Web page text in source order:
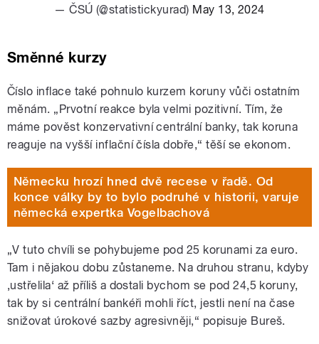
— ČSÚ (@statistickyurad) May 13, 2024
Směnné kurzy
Číslo inflace také pohnulo kurzem koruny vůči ostatním
měnám. „Prvotní reakce byla velmi pozitivní. Tím, že
máme pověst konzervativní centrální banky, tak koruna
reaguje na vyšší inflační čísla dobře,“ těší se ekonom.
Německu hrozí hned dvě recese v řadě. Od
konce války by to bylo podruhé v historii, varuje
německá expertka Vogelbachová
„V tuto chvíli se pohybujeme pod 25 korunami za euro.
Tam i nějakou dobu zůstaneme. Na druhou stranu, kdyby
‚ustřelila‘ až příliš a dostali bychom se pod 24,5 koruny,
tak by si centrální bankéři mohli říct, jestli není na čase
snižovat úrokové sazby agresivněji,“ popisuje Bureš.